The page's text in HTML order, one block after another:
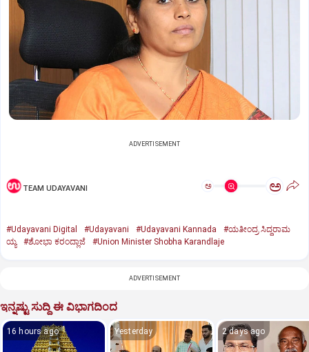
ADVERTISEMENT
TEAM UDAYAVANI ಅ ಅ
#Udayavani Digital #Udayavani #Udayavani Kannada
#ಯತೀಂದ್ರ ಸಿದ್ದರಾಮ
ಯ್ಯ
#ಶೋಭಾ ಕರಂದ್ಲಾಜೆ #Union Minister Shobha Karandlaje
ADVERTISEMENT
ಇನ್ನಷ್ಟು ಸುದ್ದಿ ಈ ವಿಭಾಗದಿಂದ
16 hours ago Yesterday 2 days ago